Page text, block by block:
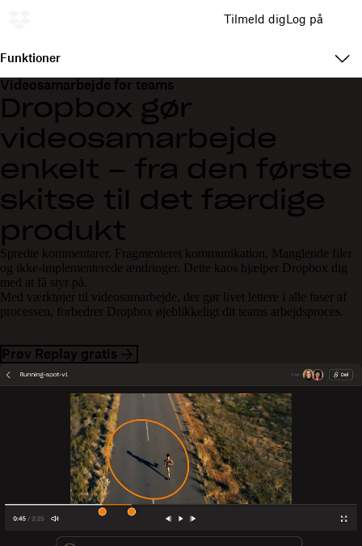
Tilmeld digLog på
Funktioner
Videosamarbejde for teams
Dropbox gør
videosamarbejde
enkelt – fra den første
skitse til det færdige
produkt
Spredte kommentarer. Fragmenteret kommunikation. Manglende filer
og ikke-implementerede ændringer. Dette kaos hjælper Dropbox dig
med at få styr på.
Med værktøjer til videosamarbejde, der gør livet lettere i alle faser af
processen, forbedrer Dropbox øjeblikkeligt dit teams arbejdsproces.
Prøv Replay gratis